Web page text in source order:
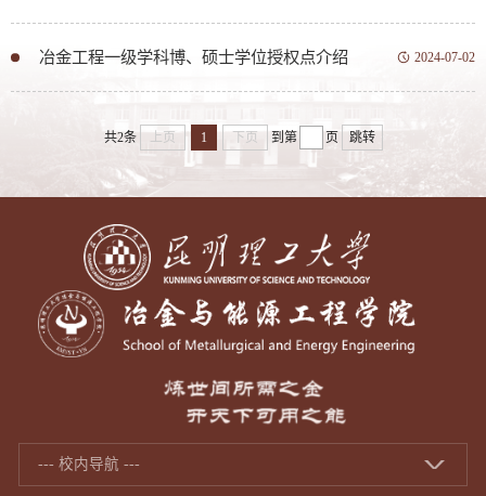
冶金工程一级学科博、硕士学位授权点介绍 2024-07-02
共2条 上页 1 下页 到第 页 跳转
--- 校内导航 ---